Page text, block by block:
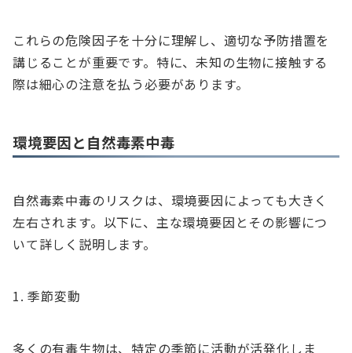
これらの危険因子を十分に理解し、適切な予防措置を
講じることが重要です。特に、未知の生物に接触する
際は細心の注意を払う必要があります。
環境要因と自然毒素中毒
自然毒素中毒のリスクは、環境要因によっても大きく
左右されます。以下に、主な環境要因とその影響につ
いて詳しく説明します。
季節変動
多くの有毒生物は、特定の季節に活動が活発化しま